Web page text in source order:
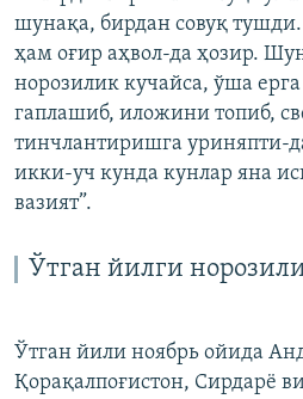
шунақа, бирдан совуқ тушди.
ҳам оғир аҳвол-да ҳозир.
норозилик кучайса, ўша
гаплашиб, иложини топиб,
тинчлантиришга уриняпти-
икки-уч кунда кунлар яна
вазият”.
Ўтган йилги
Ўтган йили ноябрь ойида
Қорақалпоғистон, Сирдарё